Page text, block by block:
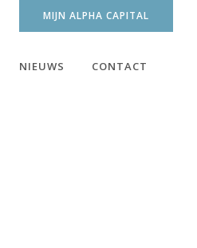
MIJN ALPHA CAPITAL
NIEUWS CONTACT